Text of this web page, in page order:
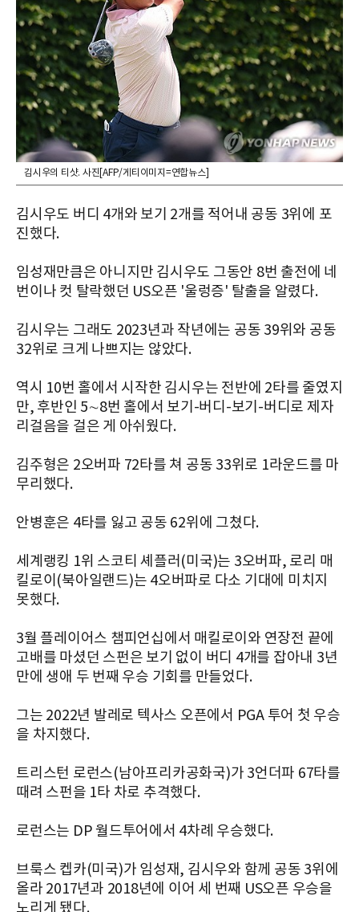
김시우의 티샷. 사진[AFP/게티이미지=연합뉴스]
김시우도 버디 4개와 보기 2개를 적어내 공동 3위에 포
진했다.
임성재만큼은 아니지만 김시우도 그동안 8번 출전에 네
번이나 컷 탈락했던 US오픈 '울렁증' 탈출을 알렸다.
김시우는 그래도 2023년과 작년에는 공동 39위와 공동
32위로 크게 나쁘지는 않았다.
역시 10번 홀에서 시작한 김시우는 전반에 2타를 줄였지
만, 후반인 5∼8번 홀에서 보기-버디-보기-버디로 제자
리걸음을 걸은 게 아쉬웠다.
김주형은 2오버파 72타를 쳐 공동 33위로 1라운드를 마
무리했다.
안병훈은 4타를 잃고 공동 62위에 그쳤다.
세계랭킹 1위 스코티 셰플러(미국)는 3오버파, 로리 매
킬로이(북아일랜드)는 4오버파로 다소 기대에 미치지
못했다.
3월 플레이어스 챔피언십에서 매킬로이와 연장전 끝에
고배를 마셨던 스펀은 보기 없이 버디 4개를 잡아내 3년
만에 생애 두 번째 우승 기회를 만들었다.
그는 2022년 발레로 텍사스 오픈에서 PGA 투어 첫 우승
을 차지했다.
트리스턴 로런스(남아프리카공화국)가 3언더파 67타를
때려 스펀을 1타 차로 추격했다.
로런스는 DP 월드투어에서 4차례 우승했다.
브룩스 켑카(미국)가 임성재, 김시우와 함께 공동 3위에
올라 2017년과 2018년에 이어 세 번째 US오픈 우승을
노리게 됐다.